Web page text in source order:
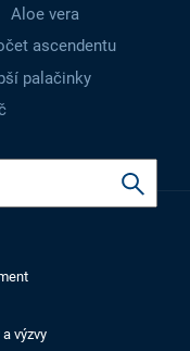
Aloe vera
ascendentu
palačinky
výzvy